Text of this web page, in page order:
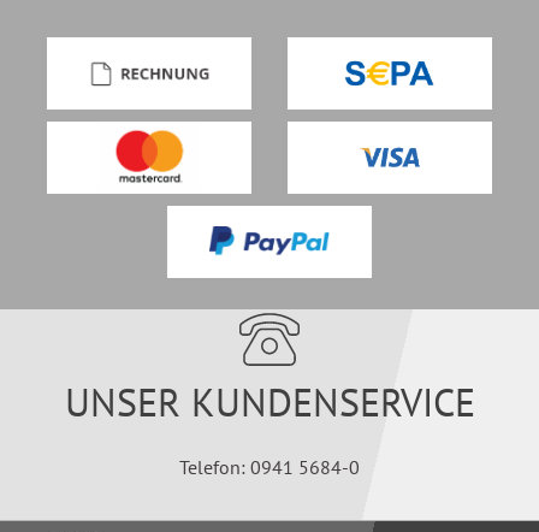
UNSER KUNDENSERVICE
Telefon: 0941 5684-0